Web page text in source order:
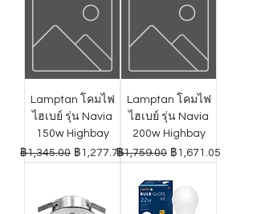
Lamptan โคมไฟ
ไฮเบย์ รุ่น Navia
150w Highbay
ราคาปกติ
฿1,345.00 ราคาขายลด
฿1,277.75
Lamptan โคมไฟ
ไฮเบย์ รุ่น Navia
200w Highbay
ราคาปกติ
฿1,759.00 ราคาขายลด
฿1,671.05